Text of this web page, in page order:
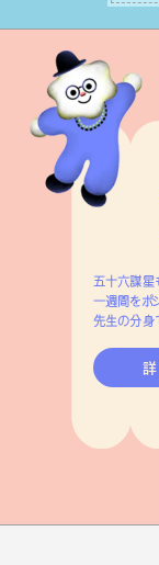
変え
五十六謀星
一週間をポ
先生の分身